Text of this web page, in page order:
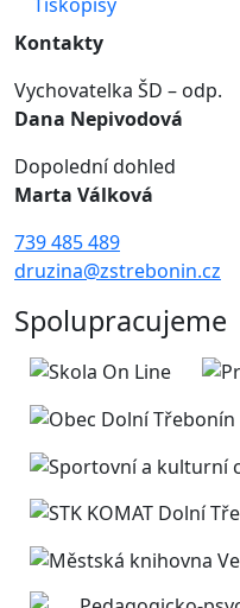
Tiskopisy
Kontakty
Vychovatelka ŠD – odp.
Dana Nepivodová
Dopolední dohled
Marta Válková
739 485 489
druzina@zstrebonin.cz
Spolupracujeme